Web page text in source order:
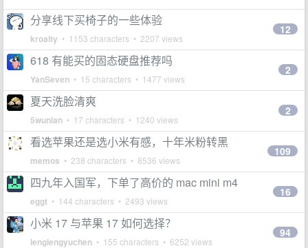
分享线下买椅子的一些体验
kroaity • 1153 characters • 2207 views
12
618 有能买的固态硬盘推荐吗
YanSeven • 15 characters • 1477 views
2
夏天洗脸清爽
5wunian • 17 characters • 1240 views
2
看选苹果还是选小米有感，十年米粉转黑
memos • 238 characters • 8536 views
109
四九年入国军，下单了高价的 mac mini m4
eggt • 144 characters • 2493 views
16
小米 17 与苹果 17 如何选择？
lenglengyuchen • 155 characters • 6252 views
94